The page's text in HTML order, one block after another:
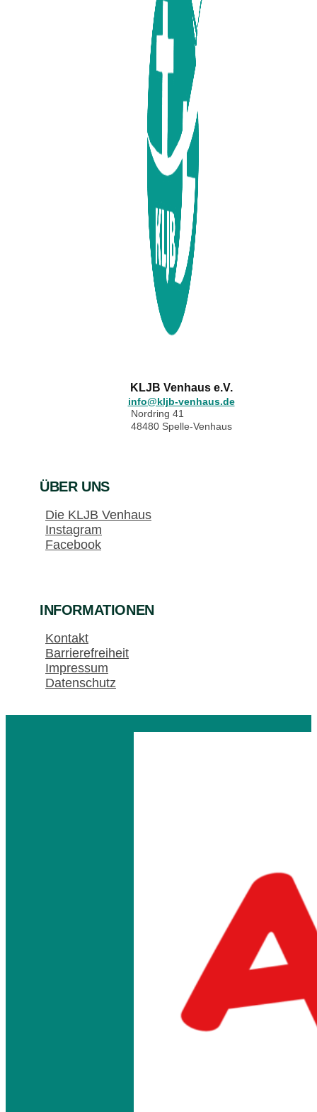
KLJB Venhaus e.V.
info@kljb-venhaus.de
Nordring 41
48480 Spelle-Venhaus
ÜBER UNS
Die KLJB Venhaus
Instagram
Facebook
INFORMATIONEN
Kontakt
Barrierefreiheit
Impressum
Datenschutz